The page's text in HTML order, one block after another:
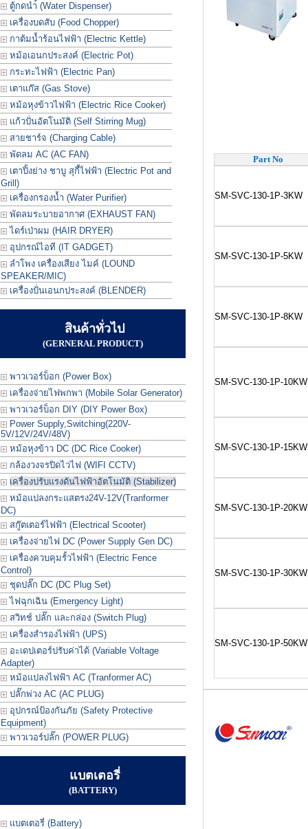
ตู้กดนำ้ (Water Dispenser)
เครื่องบดสับ (Food Chopper)
กาต้มน้ำร้อนไฟฟ้า (Electric Kettle)
หม้อเอนกประสงค์ (Electric Pot)
กระทะไฟฟ้า (Electric Pan)
เตาแก๊ส (Gas Stove)
หม้อหุงข้าวไฟฟ้า (Electric Rice Cooker)
แก้วปั่นอัตโนมัติ (Self Stirring Mug)
สายชาร์จ (Charging Cable)
พัดลม AC (AC FAN)
เตาปิ้งย่าง ชาบู สุกี้ไฟฟ้า (Electric Pot and
Grill)
เครื่องกรองน้ำ (Water Purifier)
พัดลมระบายอากาศ (EXHAUST FAN)
ไดร์เป่าผม (HAIR DRYER)
อุปกรณ์ไอที (IT GADGET)
ลำโพง เครื่องเสียง ไมค์ (LOUND
SPEAKER/MIC)
เครื่องปั่นเอนกประสงค์ (BLENDER)
สินค้าทั่วไป
(GERNERAL PRODUCT)
พาวเวอร์บ็อก (Power Box)
เครื่องจ่ายไฟพกพา (Mobile Solar Generator)
พาวเวอร์บ็อก DIY (DIY Power Box)
Power Supply,Switching(220V-
5V/12V/24V/48V)
หม้อหุงข้าว DC (DC Rice Cooker)
กล้องวงจรปิดไวไฟ (WIFI CCTV)
เครื่องปรับแรงดันไฟฟ้าอัตโนมัติ (Stabilizer)
หม้อแปลงกระแสตรง24V-12V(Tranformer
DC)
สกู๊ตเตอร์ไฟฟ้า (Electrical Scooter)
เครื่องจ่ายไฟ DC (Power Supply Gen DC)
เครื่องควบคุมรั้วไฟฟ้า (Electric Fence
Control)
ชุดปลั๊ก DC (DC Plug Set)
ไฟฉุกเฉิน (Emergency Light)
สวิทช์ ปลั๊ก และกล่อง (Switch Plug)
เครื่องสำรองไฟฟ้า (UPS)
อะเดปเตอร์ปรับค่าได้ (Variable Voltage
Adapter)
หม้อแปลงไฟฟ้า AC (Tranformer AC)
ปลั๊กพ่วง AC (AC PLUG)
อุปกรณ์ป้องกันภัย (Safety Protective
Equipment)
พาวเวอร์ปลั๊ก (POWER PLUG)
แบตเตอรี่
(BATTERY)
แบตเตอรี่ (Battery)
Part No
SM-SVC-130-1P-3KW
SM-SVC-130-1P-5KW
SM-SVC-130-1P-8KW
SM-SVC-130-1P-10KW
SM-SVC-130-1P-15KW
SM-SVC-130-1P-20KW
SM-SVC-130-1P-30KW
SM-SVC-130-1P-50KW